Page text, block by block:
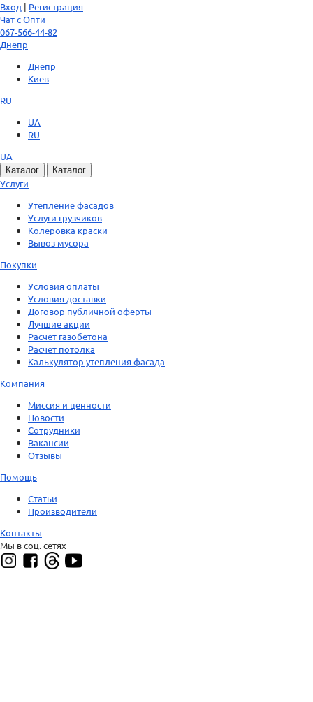
Вход | Регистрация
Чат с Опти
067-566-44-82
Днепр
Днепр
Киев
RU
UA
RU
UA
Каталог Каталог
Услуги
Утепление фасадов
Услуги грузчиков
Колеровка краски
Вывоз мусора
Покупки
Условия оплаты
Условия доставки
Договор публичной оферты
Лучшие акции
Расчет газобетона
Расчет потолка
Калькулятор утепления фасада
Компания
Миссия и ценности
Новости
Сотрудники
Вакансии
Отзывы
Помощь
Статьи
Производители
Контакты
Мы в соц. сетях